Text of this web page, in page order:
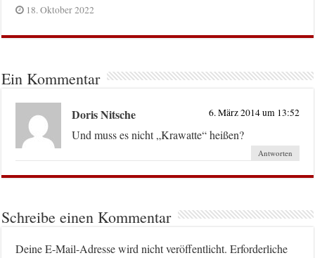
18. Oktober 2022
Ein Kommentar
Doris Nitsche 6. März 2014 um 13:52
Und muss es nicht „Krawatte“ heißen?
Antworten
Schreibe einen Kommentar
Deine E-Mail-Adresse wird nicht veröffentlicht. Erforderliche